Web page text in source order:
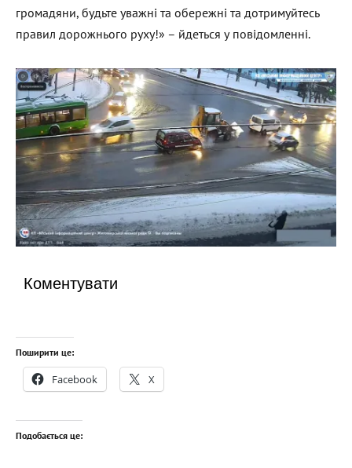
громадяни, будьте уважні та обережні та дотримуйтесь
правил дорожнього руху!» – йдеться у повідомленні.
Коментувати
Поширити це:
Facebook X
Подобається це: